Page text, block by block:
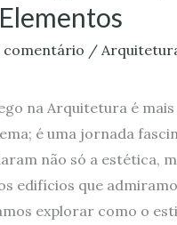
comentário /
na Arquitetura é mais
é uma jornada
não só a estética,
edifícios que
explorar como o